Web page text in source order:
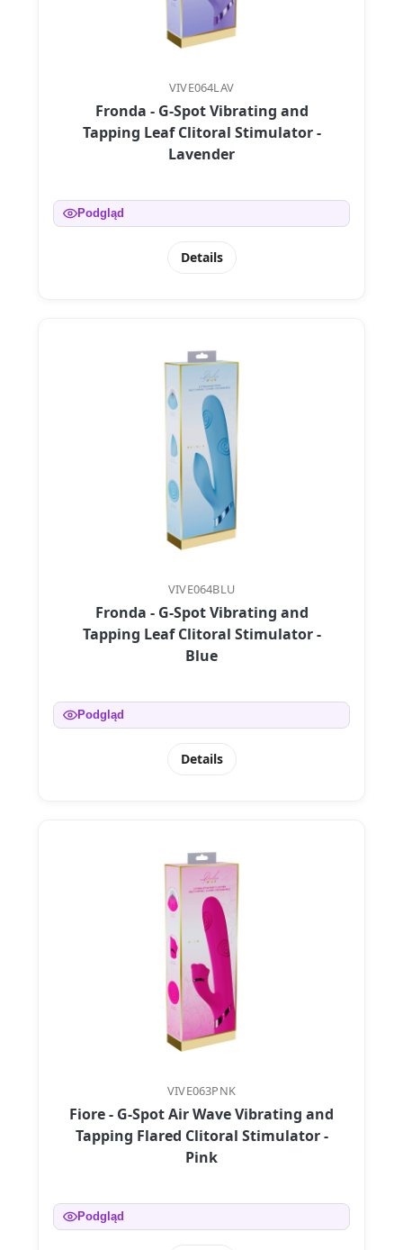
VIVE064LAV
Fronda - G-Spot Vibrating and
Tapping Leaf Clitoral Stimulator -
Lavender
Podgląd
Details
VIVE064BLU
Fronda - G-Spot Vibrating and
Tapping Leaf Clitoral Stimulator -
Blue
Podgląd
Details
VIVE063PNK
Fiore - G-Spot Air Wave Vibrating and
Tapping Flared Clitoral Stimulator -
Pink
Podgląd